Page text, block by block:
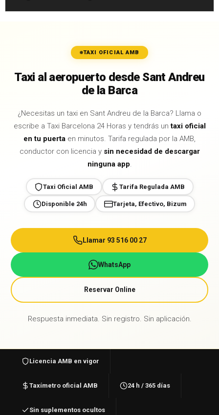
TAXI OFICIAL AMB
Taxi al aeropuerto desde Sant Andreu
de la Barca
¿Necesitas un taxi en Sant Andreu de la Barca? Llama o
escribe a Taxi Barcelona 24 Horas y tendrás untaxi oficial
en tu puerta en minutos. Tarifa regulada por la AMB,
conductor con licencia y sin necesidad de descargar
ninguna app.
Taxi Oficial AMB Tarifa Regulada AMB
Disponible 24h Tarjeta, Efectivo, Bizum
Llamar 93 516 00 27
WhatsApp
Reservar Online
Respuesta inmediata. Sin registro. Sin aplicación.
Licencia AMB en vigor
Taxímetro oficial AMB 24 h / 365 días
Sin suplementos ocultos